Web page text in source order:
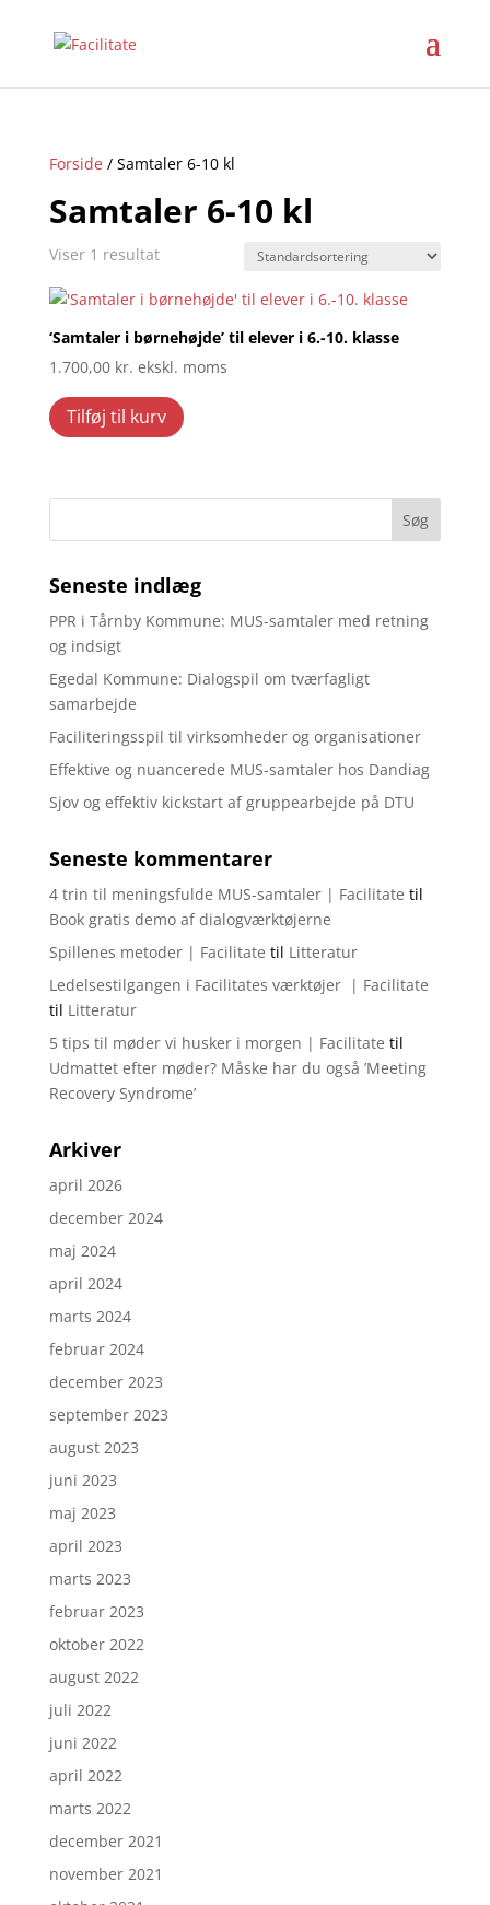
Forside / Samtaler 6-10 kl
Samtaler 6-10 kl
Viser 1 resultat
‘Samtaler i børnehøjde’ til elever i 6.-10. klasse
1.700,00 kr. ekskl. moms
Tilføj til kurv
Seneste indlæg
PPR i Tårnby Kommune: MUS-samtaler med retning
og indsigt
Egedal Kommune: Dialogspil om tværfagligt
samarbejde
Faciliteringsspil til virksomheder og organisationer
Effektive og nuancerede MUS-samtaler hos Dandiag
Sjov og effektiv kickstart af gruppearbejde på DTU
Seneste kommentarer
4 trin til meningsfulde MUS-samtaler | Facilitate til
Book gratis demo af dialogværktøjerne
Spillenes metoder | Facilitate til Litteratur
Ledelsestilgangen i Facilitates værktøjer | Facilitate
til Litteratur
5 tips til møder vi husker i morgen | Facilitate til
Udmattet efter møder? Måske har du også ’Meeting
Recovery Syndrome’
Arkiver
april 2026
december 2024
maj 2024
april 2024
marts 2024
februar 2024
december 2023
september 2023
august 2023
juni 2023
maj 2023
april 2023
marts 2023
februar 2023
oktober 2022
august 2022
juli 2022
juni 2022
april 2022
marts 2022
december 2021
november 2021